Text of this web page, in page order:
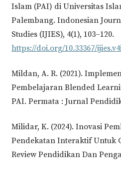
Islam (PAI) di Universitas
Palembang. Indonesian
Studies (IJIES), 4(1), 103–120.
https://doi.org/10.33367/
Mildan, A. R. (2021).
Pembelajaran Blended
PAI. Permata : Jurnal
Milidar, K. (2024). Inovasi
Pendekatan Interaktif Untuk
Review Pendidikan Dan